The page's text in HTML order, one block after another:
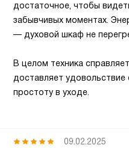
достаточное, чтобы
забывчивых моментах.
— духовой шкаф не
В целом техника
доставляет удовольствие
простоту в уходе.
09.02.2025